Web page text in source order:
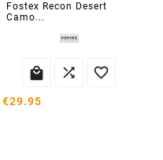
Fostex Recon Desert
Camo...
  
€29.95